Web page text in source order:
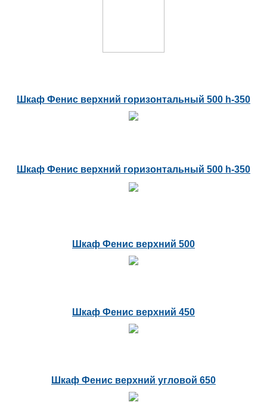
Шкаф Фенис верхний горизонтальный 500 h-350
Шкаф Фенис верхний горизонтальный 500 h-350
Шкаф Фенис верхний 500
Шкаф Фенис верхний 450
Шкаф Фенис верхний угловой 650